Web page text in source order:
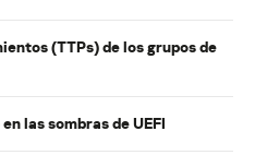
(TTPs) de los grupos de
las sombras de UEFI